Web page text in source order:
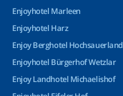
Enjoyhotel Marleen
Enjoyhotel Harz
Enjoy Berghotel Hochsauerland
Enjoyhotel Bürgerhof Wetzlar
Enjoy Landhotel Michaelishof